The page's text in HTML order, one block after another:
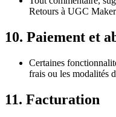
Retours à UGC
10. Paiement et
Certaines
frais ou les modalités
11. Facturation